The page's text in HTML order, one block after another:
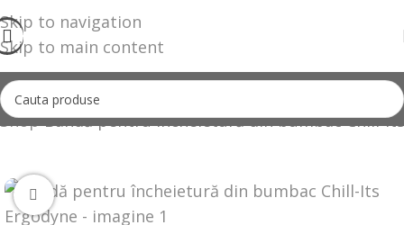
Skip to navigation
Skip to main content
Shop Bandă pentru încheietură din bumbac Chill-
Click to enlarge